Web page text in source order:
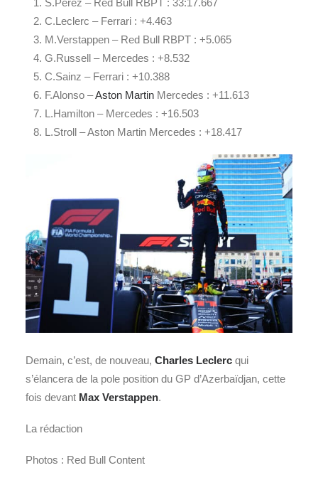
S.Perez – Red Bull RBPT : 33:17.667
C.Leclerc – Ferrari : +4.463
M.Verstappen – Red Bull RBPT : +5.065
G.Russell – Mercedes : +8.532
C.Sainz – Ferrari : +10.388
F.Alonso –Aston Martin Mercedes : +11.613
L.Hamilton – Mercedes : +16.503
L.Stroll – Aston Martin Mercedes : +18.417
Demain, c’est, de nouveau, Charles Leclerc qui
s’élancera de la pole position du GP d’Azerbaïdjan, cette
fois devant Max Verstappen.
La rédaction
Photos : Red Bull Content